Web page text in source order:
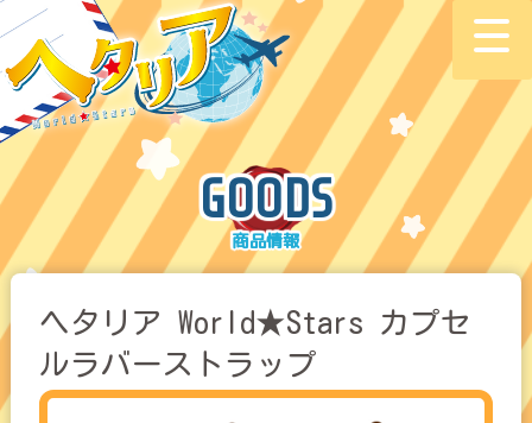
GOODS
ヘタリア World★Stars カプセ
ルラバーストラップ